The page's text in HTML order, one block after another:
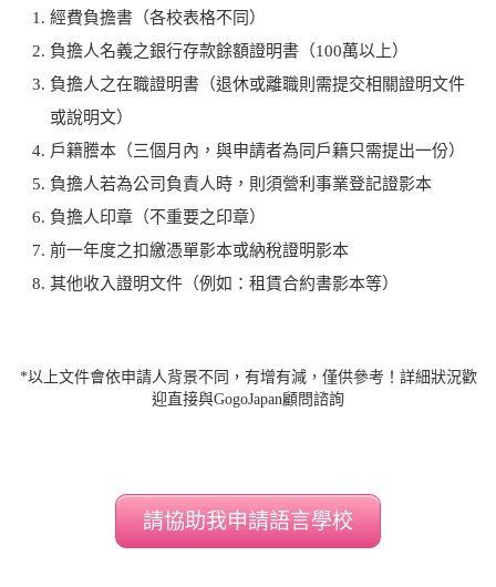
經費負擔書（各校表格不同）
負擔人名義之銀行存款餘額證明書（100萬以上）
負擔人之在職證明書（退休或離職則需提交相關證明文件
或說明文）
戶籍謄本（三個月內，與申請者為同戶籍只需提出一份）
負擔人若為公司負責人時，則須營利事業登記證影本
負擔人印章（不重要之印章）
前一年度之扣繳憑單影本或納稅證明影本
其他收入證明文件（例如：租賃合約書影本等）
*以上文件會依申請人背景不同，有增有減，僅供參考！詳細狀況歡
迎直接與GogoJapan顧問諮詢
請協助我申請語言學校